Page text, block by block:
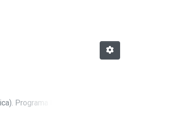
Programa Estado